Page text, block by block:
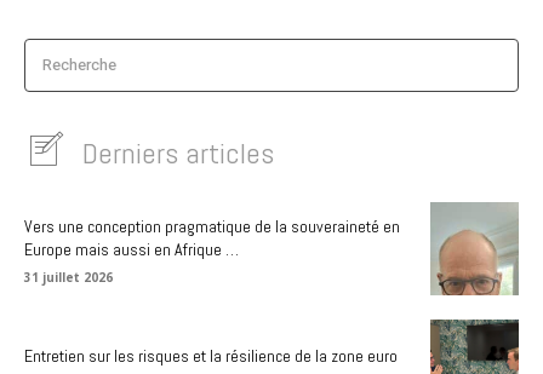
Recherche
Derniers articles
Vers une conception pragmatique de la souveraineté en
Europe mais aussi en Afrique …
31 juillet 2026
Entretien sur les risques et la résilience de la zone euro